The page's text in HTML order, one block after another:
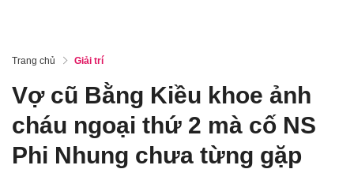
Trang chủ Giải trí
Vợ cũ Bằng Kiều khoe ảnh
cháu ngoại thứ 2 mà cố NS
Phi Nhung chưa từng gặp